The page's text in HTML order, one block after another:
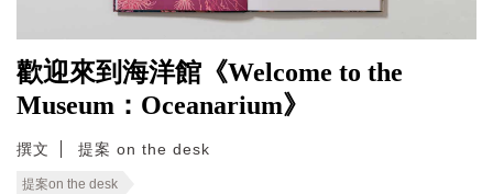
歡迎來到海洋館《Welcome to the
Museum：Oceanarium》
撰文 提案 on the desk
提案on the desk